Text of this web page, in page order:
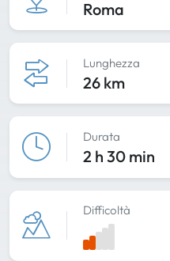
Roma
Lunghezza
26 km
Durata
2 h 30 min
Difficoltà